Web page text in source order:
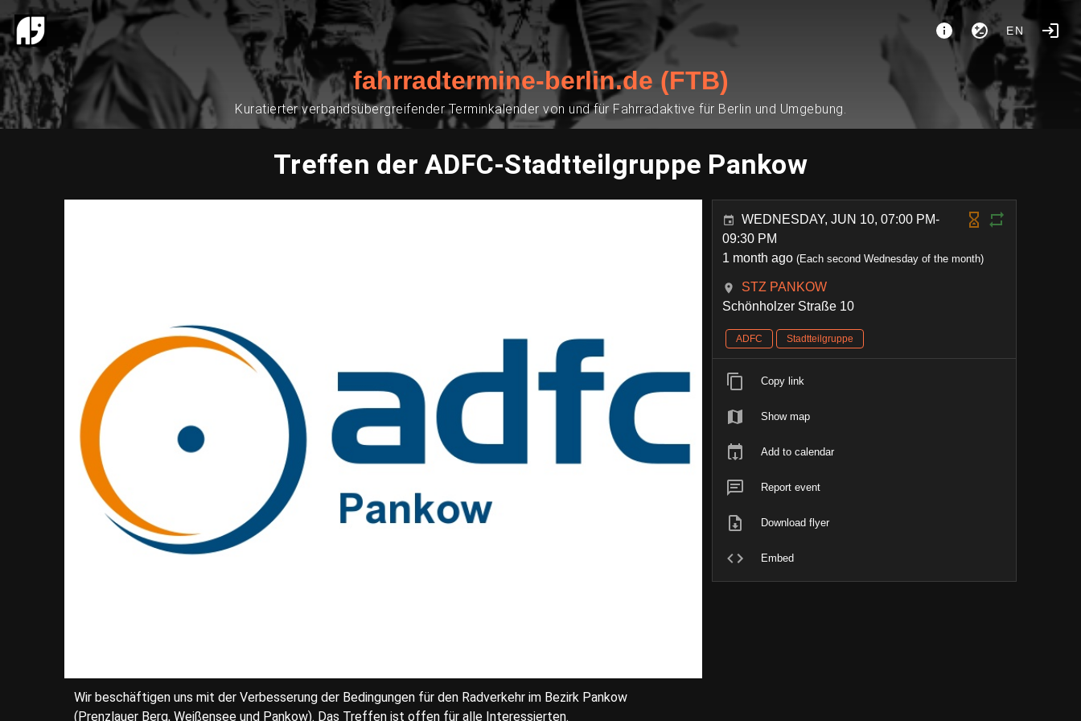
EN
fahrradtermine-berlin.de (FTB)
Kuratierter verbandsübergreifender Terminkalender von und für Fahrradaktive für Berlin und Umgebung.
Treffen der ADFC-Stadtteilgruppe Pankow
Wir beschäftigen uns mit der Verbesserung der Bedingungen für den Radverkehr im Bezirk Pankow
(Prenzlauer Berg, Weißensee und Pankow). Das Treffen ist offen für alle Interessierten.
WEDNESDAY, JUN 10, 07:00 PM-
09:30 PM
1 month ago (Each second Wednesday of the month)
STZ PANKOW
Schönholzer Straße 10
ADFC Stadtteilgruppe
Copy link
Show map
Add to calendar
Report event
Download flyer
Embed